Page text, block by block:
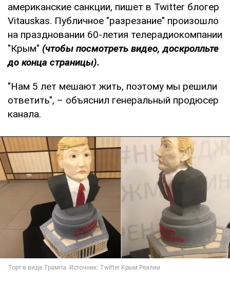
американские санкции, пишет в Twitter блогер
Vitauskas. Публичное "разрезание" произошло
на праздновании 60-летия телерадиокомпании
"Крым" (чтобы посмотреть видео, доскролльте
до конца страницы).
"Нам 5 лет мешают жить, поэтому мы решили
ответить", – объяснил генеральный продюсер
канала.